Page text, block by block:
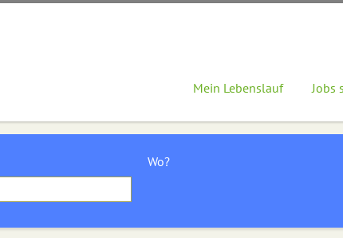
Mein Lebenslauf Jobs
Wo?